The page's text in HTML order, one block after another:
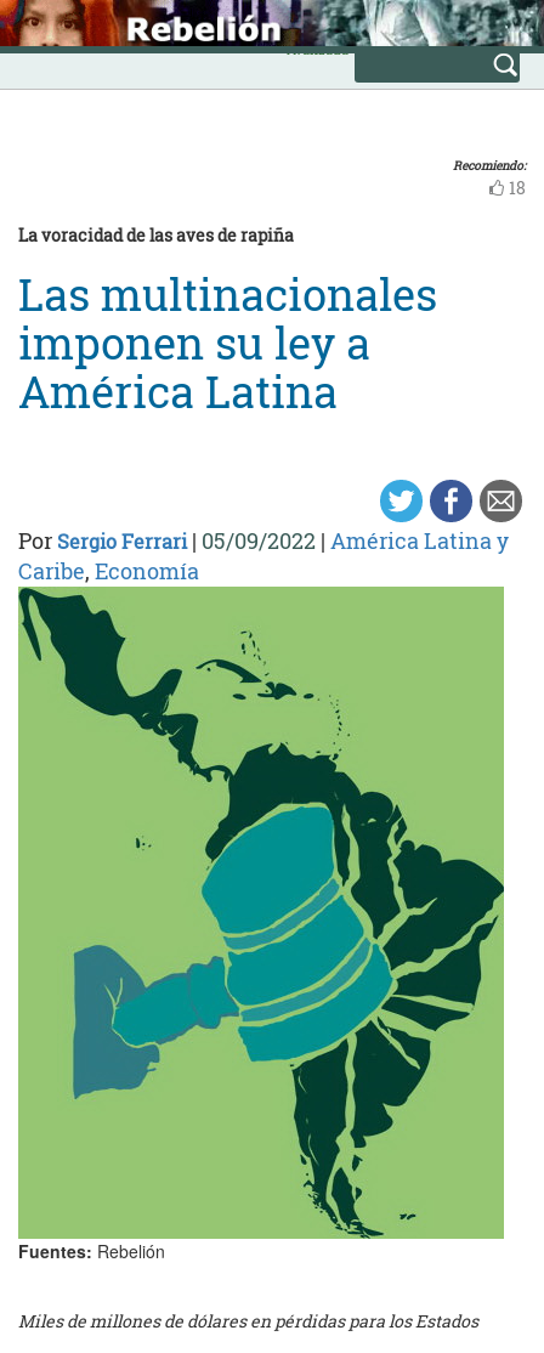
Skip
to
content
INICIO
Avanzada
Recomiendo:
18
La voracidad de las aves de rapiña
Las multinacionales
imponen su ley a
América Latina
Por Sergio Ferrari| 05/09/2022 | América Latina y
Caribe, Economía
Fuentes: Rebelión
Miles de millones de dólares en pérdidas para los Estados